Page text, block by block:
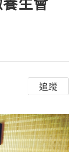
追蹤